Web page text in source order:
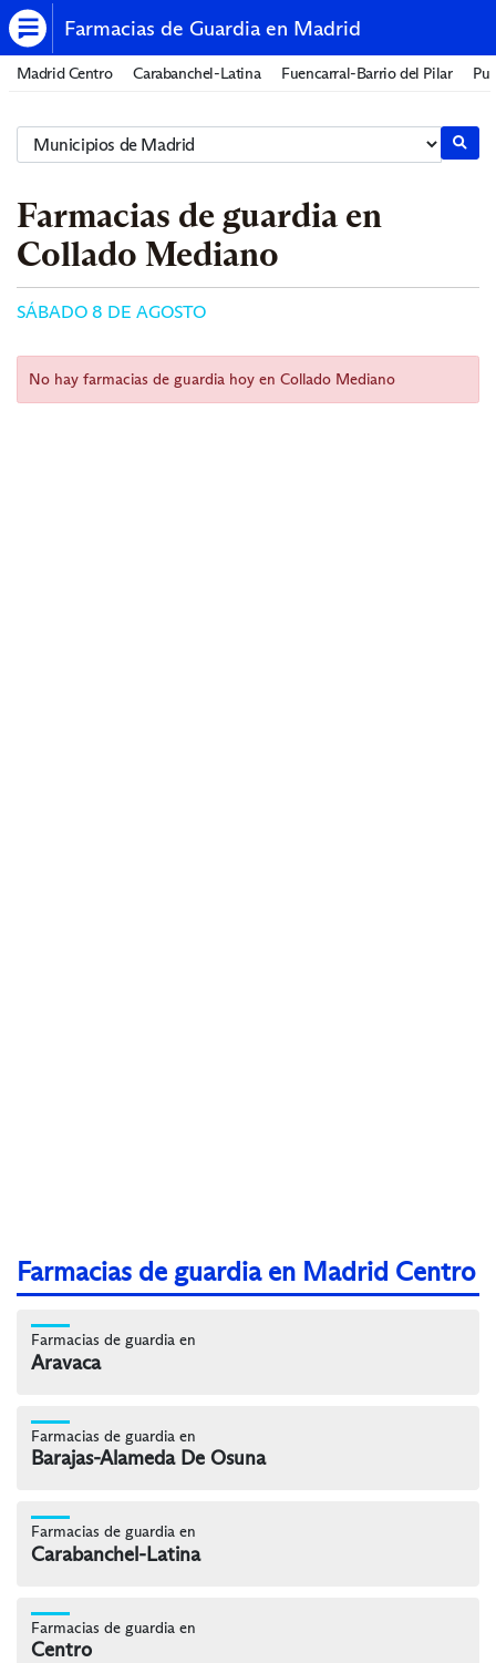
Farmacias de Guardia en Madrid
Madrid Centro Carabanchel-Latina Fuencarral-Barrio del Pilar
Farmacias de guardia en
Collado Mediano
SÁBADO 8 DE AGOSTO
No hay farmacias de guardia hoy en Collado Mediano
Farmacias de guardia en Madrid Centro
Farmacias de guardia en
Aravaca
Farmacias de guardia en
Barajas-Alameda De Osuna
Farmacias de guardia en
Carabanchel-Latina
Farmacias de guardia en
Centro